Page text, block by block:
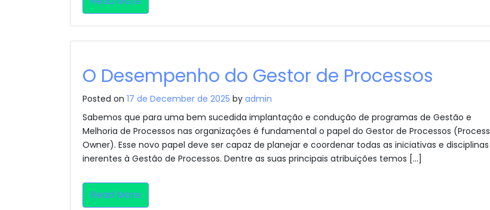
O Desempenho do Gestor de Processos
Posted on 17 de December de 2025 by admin
Sabemos que para uma bem sucedida implantação e condução de programas de Gestão e
Melhoria de Processos nas organizações é fundamental o papel do Gestor de Processos (Process
Owner). Esse novo papel deve ser capaz de planejar e coordenar todas as iniciativas e disciplinas
inerentes à Gestão de Processos. Dentre as suas principais atribuições temos […]
Read More